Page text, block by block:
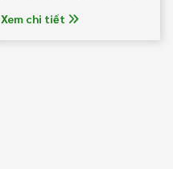
dân Trung ương Hội 600 triệu
Xem chi tiết